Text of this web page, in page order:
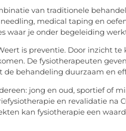
van traditionele
medical taping en
waar je onder begeleiding
is preventie. Door inzicht
De fysiotherapeuten
behandeling duurzaam en
jong en oud, sportief of
en revalidatie na
kan fysiotherapie een